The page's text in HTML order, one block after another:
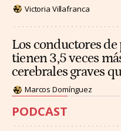
Victoria Villafranca
Los conductores
tienen 3,5 veces
cerebrales graves
Marcos Domínguez
PODCAST